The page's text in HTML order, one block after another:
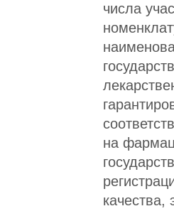
числа
на
качества,